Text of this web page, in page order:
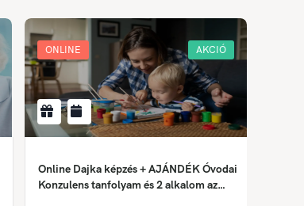
ONLINE AKCIÓ
Online Dajka képzés + AJÁNDÉK Óvodai
Konzulens tanfolyam és 2 alkalom az